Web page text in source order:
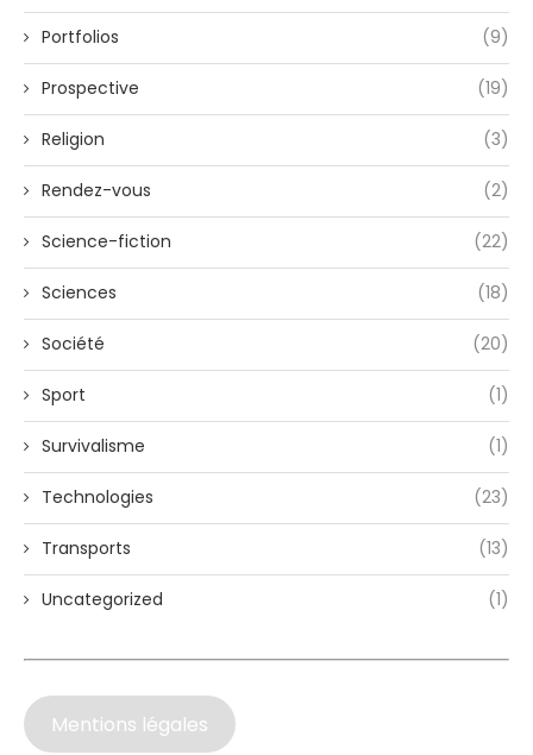
Portfolios (9)
Prospective (19)
Religion (3)
Rendez-vous (2)
Science-fiction (22)
Sciences (18)
Société (20)
Sport (1)
Survivalisme (1)
Technologies (23)
Transports (13)
Uncategorized (1)
Mentions légales